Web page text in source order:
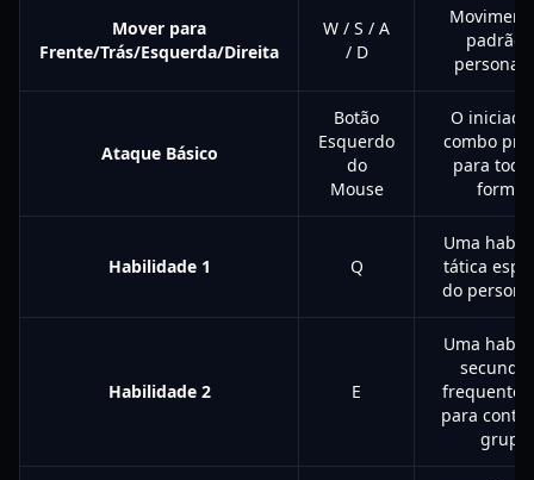
Mover para
Frente/Trás/Esquerda/Direita
W / S / A
/ D
padrão
Ataque Básico
Botão
Esquerdo
do
Mouse
O
combo
para
Habilidade 1 Q
Uma
tática
do
Habilidade 2 E
Uma
para
grupo.